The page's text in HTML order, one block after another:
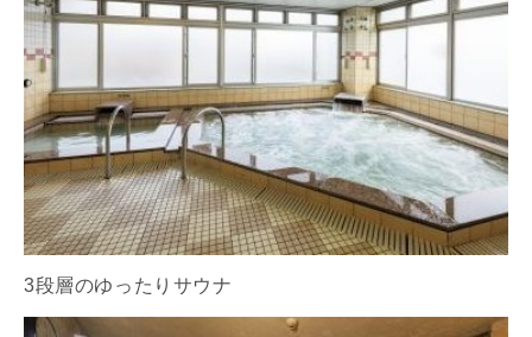
3段層のゆったりサウナ